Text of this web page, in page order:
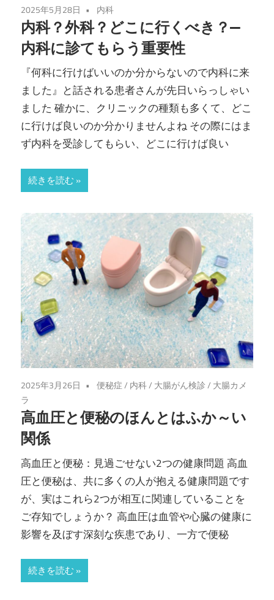
2025年5月28日 内科
内科？外科？どこに行くべき？—
内科に診てもらう重要性
『何科に行けばいいのか分からないので内科に来
ました』と話される患者さんが先日いらっしゃい
ました 確かに、クリニックの種類も多くて、どこ
に行けば良いのか分かりませんよね その際にはま
ず内科を受診してもらい、どこに行けば良い
続きを読む
2025年3月26日 便秘症/ 内科/ 大腸がん検診/ 大腸カメ
ラ
高血圧と便秘のほんとはふか～い
関係
高血圧と便秘：見過ごせない2つの健康問題 高血
圧と便秘は、共に多くの人が抱える健康問題です
が、実はこれら2つが相互に関連していることを
ご存知でしょうか？ 高血圧は血管や心臓の健康に
影響を及ぼす深刻な疾患であり、一方で便秘
続きを読む